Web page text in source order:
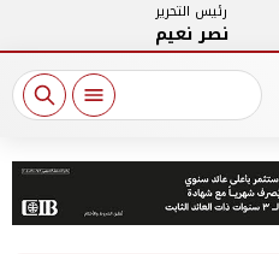
رئيس التحرير
نصر نعيم